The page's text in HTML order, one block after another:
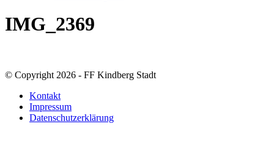
IMG_2369
© Copyright 2026 - FF Kindberg Stadt
Kontakt
Impressum
Datenschutzerklärung